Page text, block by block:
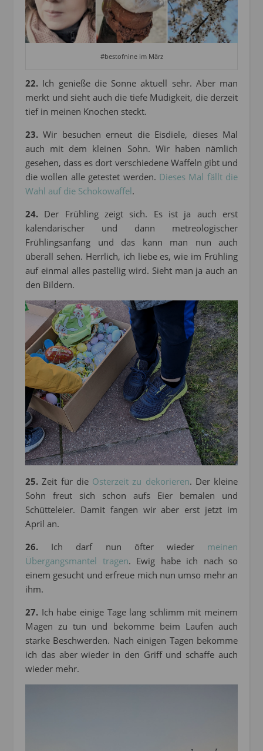
#bestofnine im März
22. Ich genieße die Sonne aktuell sehr. Aber man
merkt und sieht auch die tiefe Müdigkeit, die derzeit
tief in meinen Knochen steckt.
23. Wir besuchen erneut die Eisdiele, dieses Mal
auch mit dem kleinen Sohn. Wir haben nämlich
gesehen, dass es dort verschiedene Waffeln gibt und
die wollen alle getestet werden. Dieses Mal fällt die
Wahl auf die Schokowaffel.
24. Der Frühling zeigt sich. Es ist ja auch erst
kalendarischer und dann metreologischer
Frühlingsanfang und das kann man nun auch
überall sehen. Herrlich, ich liebe es, wie im Frühling
auf einmal alles pastellig wird. Sieht man ja auch an
den Bildern.
25. Zeit für die Osterzeit zu dekorieren. Der kleine
Sohn freut sich schon aufs Eier bemalen und
Schütteleier. Damit fangen wir aber erst jetzt im
April an.
26. Ich darf nun öfter wieder meinen
Übergangsmantel tragen. Ewig habe ich nach so
einem gesucht und erfreue mich nun umso mehr an
ihm.
27. Ich habe einige Tage lang schlimm mit meinem
Magen zu tun und bekomme beim Laufen auch
starke Beschwerden. Nach einigen Tagen bekomme
ich das aber wieder in den Griff und schaffe auch
wieder mehr.